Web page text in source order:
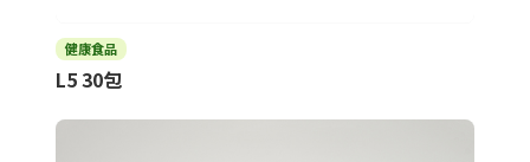
健康食品
L5 30包